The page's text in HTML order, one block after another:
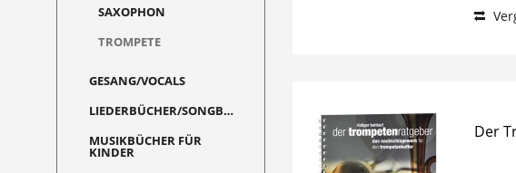
SAXOPHON
TROMPETE
GESANG/VOCALS
LIEDERBÜCHER/SONGBOOKS
MUSIKBÜCHER FÜR
KINDER
Der